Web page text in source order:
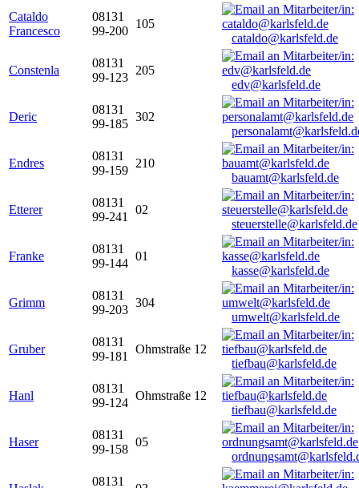
Cataldo
Francesco
08131
99-200
105
cataldo@karlsfeld.de
Constenla
08131
99-123
205
edv@karlsfeld.de
Deric
08131
99-185
302
Endres
08131
99-159
210
bauamt@karlsfeld.de
Etterer
08131
99-241
02
steuerstelle@karlsfeld.de
Franke
08131
99-144
01
kasse@karlsfeld.de
Grimm
08131
99-203
304
umwelt@karlsfeld.de
Gruber
08131
99-181
Ohmstraße 12
tiefbau@karlsfeld.de
Hanl
08131
99-124
Ohmstraße 12
tiefbau@karlsfeld.de
Haser
08131
99-158
05
08131